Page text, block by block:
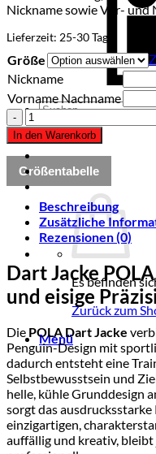
Suchen
nach:
Es befinden
Zurück zum
Menü
Nickname sowie Vor- und
Lieferzeit: 25-30 Tage
Größe
Nickname
Vorname Nachname
Dart
JACKE
"POLA"
Menge
In den Warenkorb
Größentabelle
Beschreibung
Zusätzliche
Rezensionen (0)
Dart Jacke
und eisige
Die POLA Dart Jacke
Penguin-Design mit
dadurch entsteht eine
Selbstbewusstsein und
helle, kühle Grunddesign
sorgt das
einzigartigen,
auffällig und kreativ,